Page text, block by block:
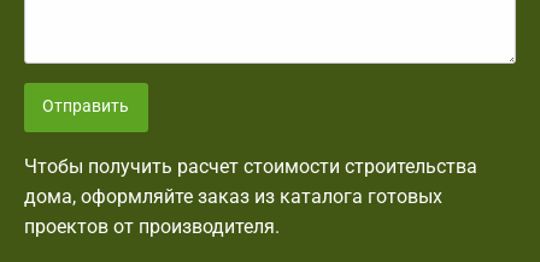
Отправить
Чтобы получить расчет стоимости строительства
дома, оформляйте заказ из каталога готовых
проектов от производителя.